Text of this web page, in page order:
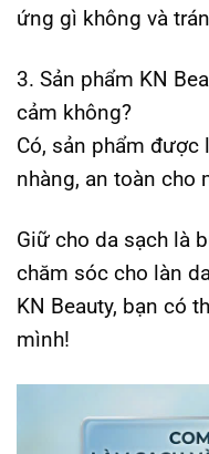
ứng gì không và
3. Sản phẩm KN
cảm không?
Có, sản phẩm
nhàng, an toàn cho
Giữ cho da sạch là
chăm sóc cho làn
KN Beauty, bạn có
mình!